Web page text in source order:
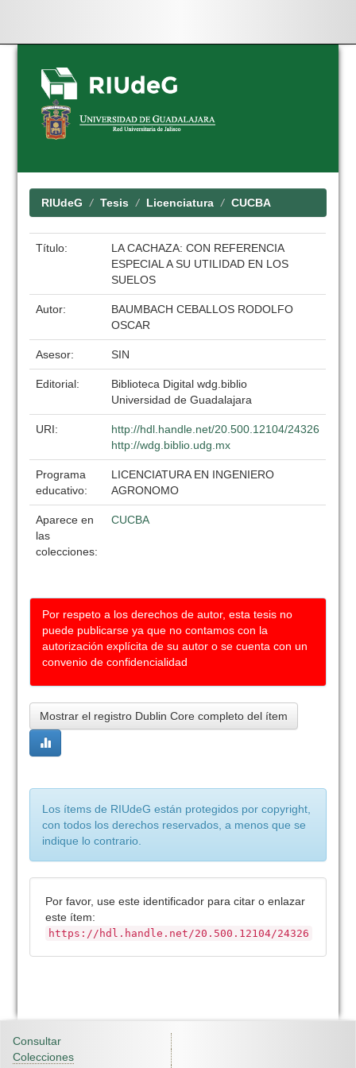
Skip
navigation
RIUdeG Tesis Licenciatura CUCBA
Título:
LA CACHAZA: CON REFERENCIA
ESPECIAL A SU UTILIDAD EN LOS
SUELOS
Autor:
BAUMBACH CEBALLOS RODOLFO
OSCAR
Asesor: SIN
Editorial:
Biblioteca Digital wdg.biblio
Universidad de Guadalajara
URI:
http://hdl.handle.net/20.500.12104/24326
http://wdg.biblio.udg.mx
Programa
educativo:
LICENCIATURA EN INGENIERO
AGRONOMO
Aparece en
las
colecciones:
CUCBA
Por respeto a los derechos de autor, esta tesis no
puede publicarse ya que no contamos con la
autorización explícita de su autor o se cuenta con un
convenio de confidencialidad
Mostrar el registro Dublin Core completo del ítem
Los ítems de RIUdeG están protegidos por copyright,
con todos los derechos reservados, a menos que se
indique lo contrario.
Por favor, use este identificador para citar o enlazar
este ítem:
https://hdl.handle.net/20.500.12104/24326
Consultar
Colecciones